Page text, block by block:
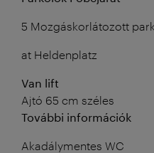
5 Mozgáskorlátozott
at Heldenplatz
Van lift
Ajtó 65 cm széles
További információk
Akadálymentes WC